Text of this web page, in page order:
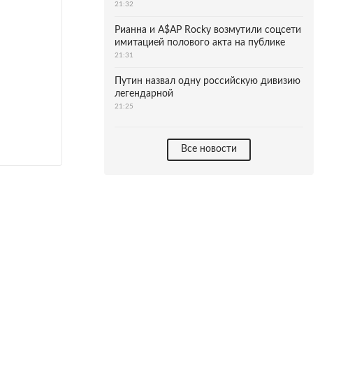
21:32
Рианна и A$AP Rocky возмутили соцсети
имитацией полового акта на публике
21:31
Путин назвал одну российскую дивизию
легендарной
21:25
Все новости